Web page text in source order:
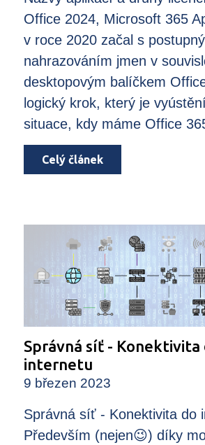
Office 2024, Microsoft 365
v roce 2020 začal s
nahrazováním jmen v
desktopovým balíčkem
logický krok, který je
situace, kdy máme Office
Celý článek
Správná síť - Konektivita
internetu
9 březen 2023
Správná síť - Konektivita do
Především (nejen😉) díky